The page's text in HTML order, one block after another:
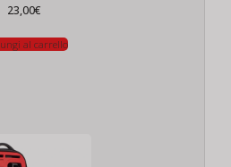
23,00€
al carrello